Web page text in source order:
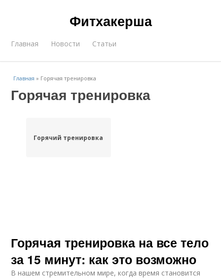
Фитхакерша
Главная Новости Статьи
Главная » Горячая тренировка
Горячая тренировка
Горячий тренировка
Горячая тренировка на все тело
за 15 минут: как это возможно
В нашем стремительном мире, когда время становится